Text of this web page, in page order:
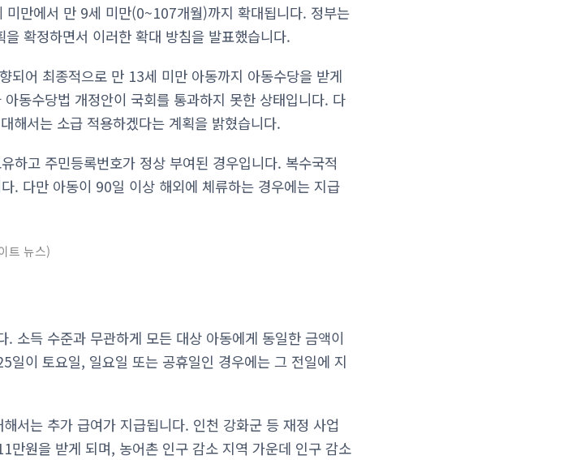
만에서 만 9세 미만(0~107개월)까지 확대됩니다. 정부는
확정하면서 이러한 확대 방침을 발표했습니다.
어 최종적으로 만 13세 미만 아동까지 아동수당을 받게
동수당법 개정안이 국회를 통과하지 못한 상태입니다. 다
해서는 소급 적용하겠다는 계획을 밝혔습니다.
하고 주민등록번호가 정상 부여된 경우입니다. 복수국적
. 다만 아동이 90일 이상 해외에 체류하는 경우에는 지급
트 뉴스
소득 수준과 무관하게 모든 대상 아동에게 동일한 금액이
이 토요일, 일요일 또는 공휴일인 경우에는 그 전일에 지
서는 추가 급여가 지급됩니다. 인천 강화군 등 재정 사업
원을 받게 되며, 농어촌 인구 감소 지역 가운데 인구 감소